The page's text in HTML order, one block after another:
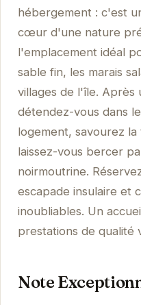
hébergement : c'est
cœur d'une nature
l'emplacement idéal
sable fin, les marais
villages de l'île. Après
détendez-vous dans
logement, savourez
laissez-vous bercer
noirmoutrine.
escapade insulaire et
inoubliables. Un
prestations de qualité
Note